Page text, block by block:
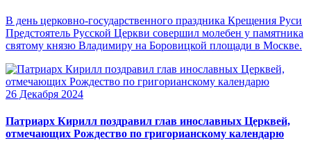
В день церковно-государственного праздника Крещения Руси
Предстоятель Русской Церкви совершил молебен у памятника
святому князю Владимиру на Боровицкой площади в Москве.
26 Декабря 2024
Патриарх Кирилл поздравил глав инославных Церквей,
отмечающих Рождество по григорианскому календарю